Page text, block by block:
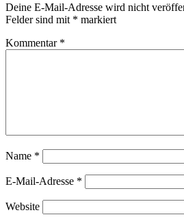
Deine E-Mail-Adresse wird nicht
Felder sind mit * markiert
Kommentar *
Name *
E-Mail-Adresse *
Website